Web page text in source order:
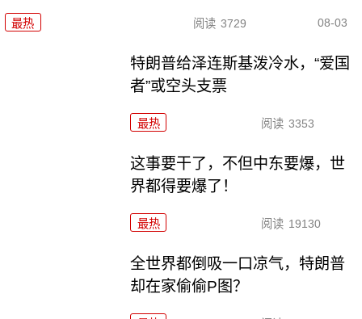
最热 阅读 3729 08-03
特朗普给泽连斯基泼冷水，“爱国
者”或空头支票
最热 阅读 3353
这事要干了，不但中东要爆，世
界都得要爆了！
最热 阅读 19130
全世界都倒吸一口凉气，特朗普
却在家偷偷P图？